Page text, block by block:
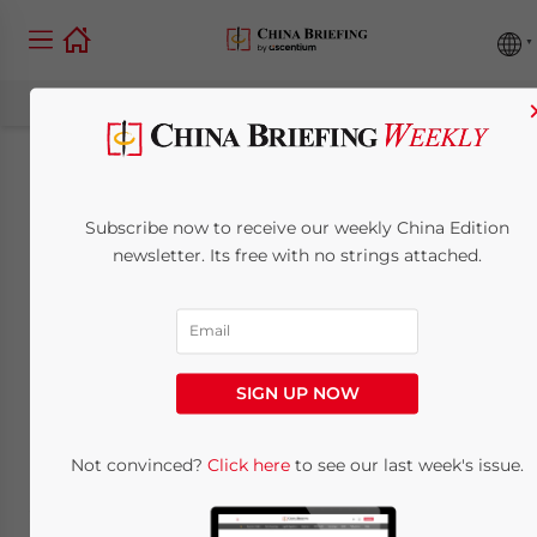
Ein gutes Jahr des
Hasen, wünscht
Ihnen das deutsche
China-Briefing Team!
Reading Time: < 1 minute
02. Februar – Um 17.00 Uhr,
Subscribe now to receive our weekly China Edition
newsletter. Its free with no strings attached.
SIGN UP NOW
Not convinced?Click here to see our last week's issue.